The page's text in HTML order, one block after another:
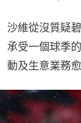
沙維從沒質疑
承受一個球季
動及生意業務